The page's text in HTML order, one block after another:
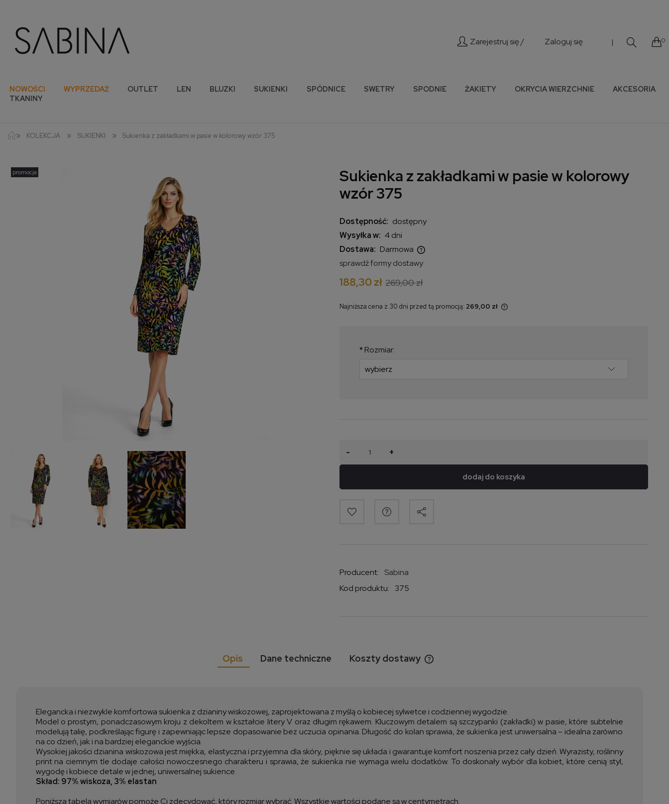
Zarejestruj się / Zaloguj się | 0
NOWOŚCI WYPRZEDAŻ OUTLET LEN BLUZKI SUKIENKI SPÓDNICE SWETRY SPODNIE ŻAKIETY OKRYCIA WIERZCHNIE
AKCESORIA
TKANINY
» KOLEKCJA » SUKIENKI » Sukienka z zakładkami w pasie w kolorowy wzór 375
promocja
Sukienka z zakładkami w pasie w kolorowy
wzór 375
Dostępność: dostępny
Wysyłka w: 4 dni
Dostawa: Darmowa
kosztów płatności
sprawdź formy dostawy
188,30 zł 269,00 zł
Najniższa cena z 30 dni przed tą promocją: 269,00 zł
najniższa cena od momentu, kiedy
* Rozmiar:
- +
dodaj do koszyka
Producent:
Sabina
Kod produktu:
375
Opis Dane techniczne Koszty dostawy
Elegancka i niezwykle komfortowa sukienka z dzianiny wiskozowej, zaprojektowana z myślą o kobiecej sylwetce i codziennej wygodzie.
Model o prostym, ponadczasowym kroju z dekoltem w kształcie litery V oraz długim rękawem. Kluczowym detalem są szczypanki (zakładki) w pasie, które subtelnie
modelują talię, podkreślając figurę i zapewniając lepsze dopasowanie bez uczucia opinania. Długość do kolan sprawia, że sukienka jest uniwersalna – idealna zarówno
na co dzień, jak i na bardziej eleganckie wyjścia.
Wysokiej jakości dzianina wiskozowa jest miękka, elastyczna i przyjemna dla skóry, pięknie się układa i gwarantuje komfort noszenia przez cały dzień. Wyrazisty, roślinny
print na ciemnym tle dodaje całości nowoczesnego charakteru i sprawia, że sukienka nie wymaga wielu dodatków. To doskonały wybór dla kobiet, które cenią styl,
wygodę i kobiece detale w jednej, uniwersalnej sukience.
Skład: 97% wiskoza, 3% elastan
Poniższa tabela wymiarów pomoże Ci zdecydować, który rozmiar wybrać. Wszystkie wartości podane są w centymetrach.